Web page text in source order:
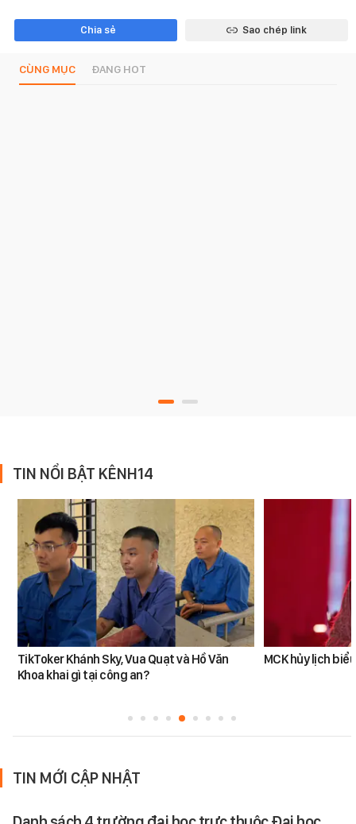
Chia sẻ Sao chép link
CÙNG MỤC ĐANG HOT
TIN NỔI BẬT KÊNH14
TikToker Khánh Sky, Vua Quạt và Hồ Văn
Khoa khai gì tại công an?
MCK hủy lịch
TIN MỚI CẬP NHẬT